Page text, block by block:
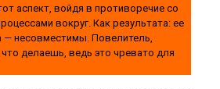
аспект, войдя в противоречие со
вокруг. Как результата: ее
— несовместимы. Повелитель,
делаешь, ведь это чревато для